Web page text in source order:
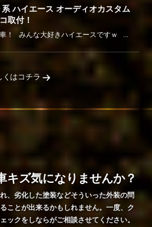
系 ハイエース オーディオカスタム
取付！
！ みんな大好きハイエースですｗ ...
くはコチラ
キズ気になりませんか？
、劣化した塗装などそういった外装の問
ことが出来るかもしれません。一度、ク
ックをしならがご相談させてください。